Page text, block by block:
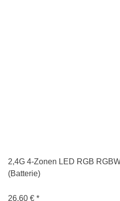
2,4G 4-Zonen LED RGB
(Batterie)
26,60 € *